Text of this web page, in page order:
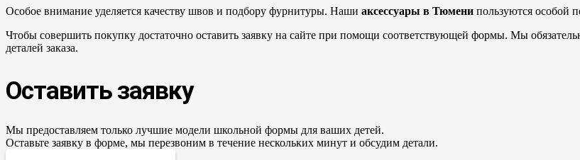
Особое внимание уделяется качеству швов и подбору фурнитуры. Наши аксессуары в Тюмени пользуются особой
Чтобы совершить покупку достаточно оставить заявку на сайте при помощи соответствующей формы. Мы
деталей заказа.
Оставить заявку
Мы предоставляем только лучшие модели школьной формы для ваших детей.
Оставьте заявку в форме, мы перезвоним в течение нескольких минут и обсудим детали.